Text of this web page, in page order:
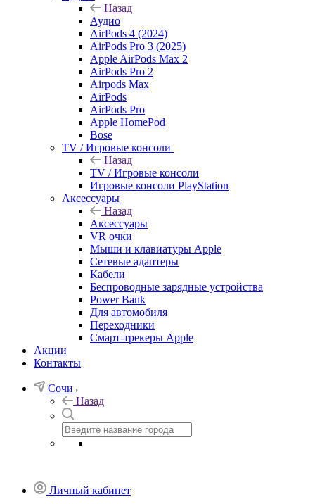
Назад
Аудио
AirPods 4 (2024)
AirPods Pro 3 (2025)
Apple AirPods Max 2
AirPods Pro 2
Airpods Max
AirPods
AirPods Pro
Apple HomePod
Bose
TV / Игровые консоли
Назад
TV / Игровые консоли
Игровые консоли PlayStation
Аксессуары
Назад
Аксессуары
VR очки
Мыши и клавиатуры Apple
Сетевые адаптеры
Кабели
Беспроводные зарядные устройства
Power Bank
Для автомобиля
Переходники
Смарт-трекеры Apple
Акции
Контакты
Сочи
Назад
Личный кабинет